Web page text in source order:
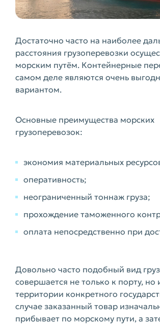
Достаточно часто на наиболее
расстояния грузоперевозки
морским путём. Контейнерные
самом деле являются очень
вариантом.
Основные преимущества морских
грузоперевозок:
экономия материальных
оперативность;
неограниченный тоннаж груза;
прохождение таможенного
оплата непосредственно при
Довольно часто подобный вид
совершается не только к порту, но
территории конкретного
случае заказанный товар
прибывает по морскому пути, а